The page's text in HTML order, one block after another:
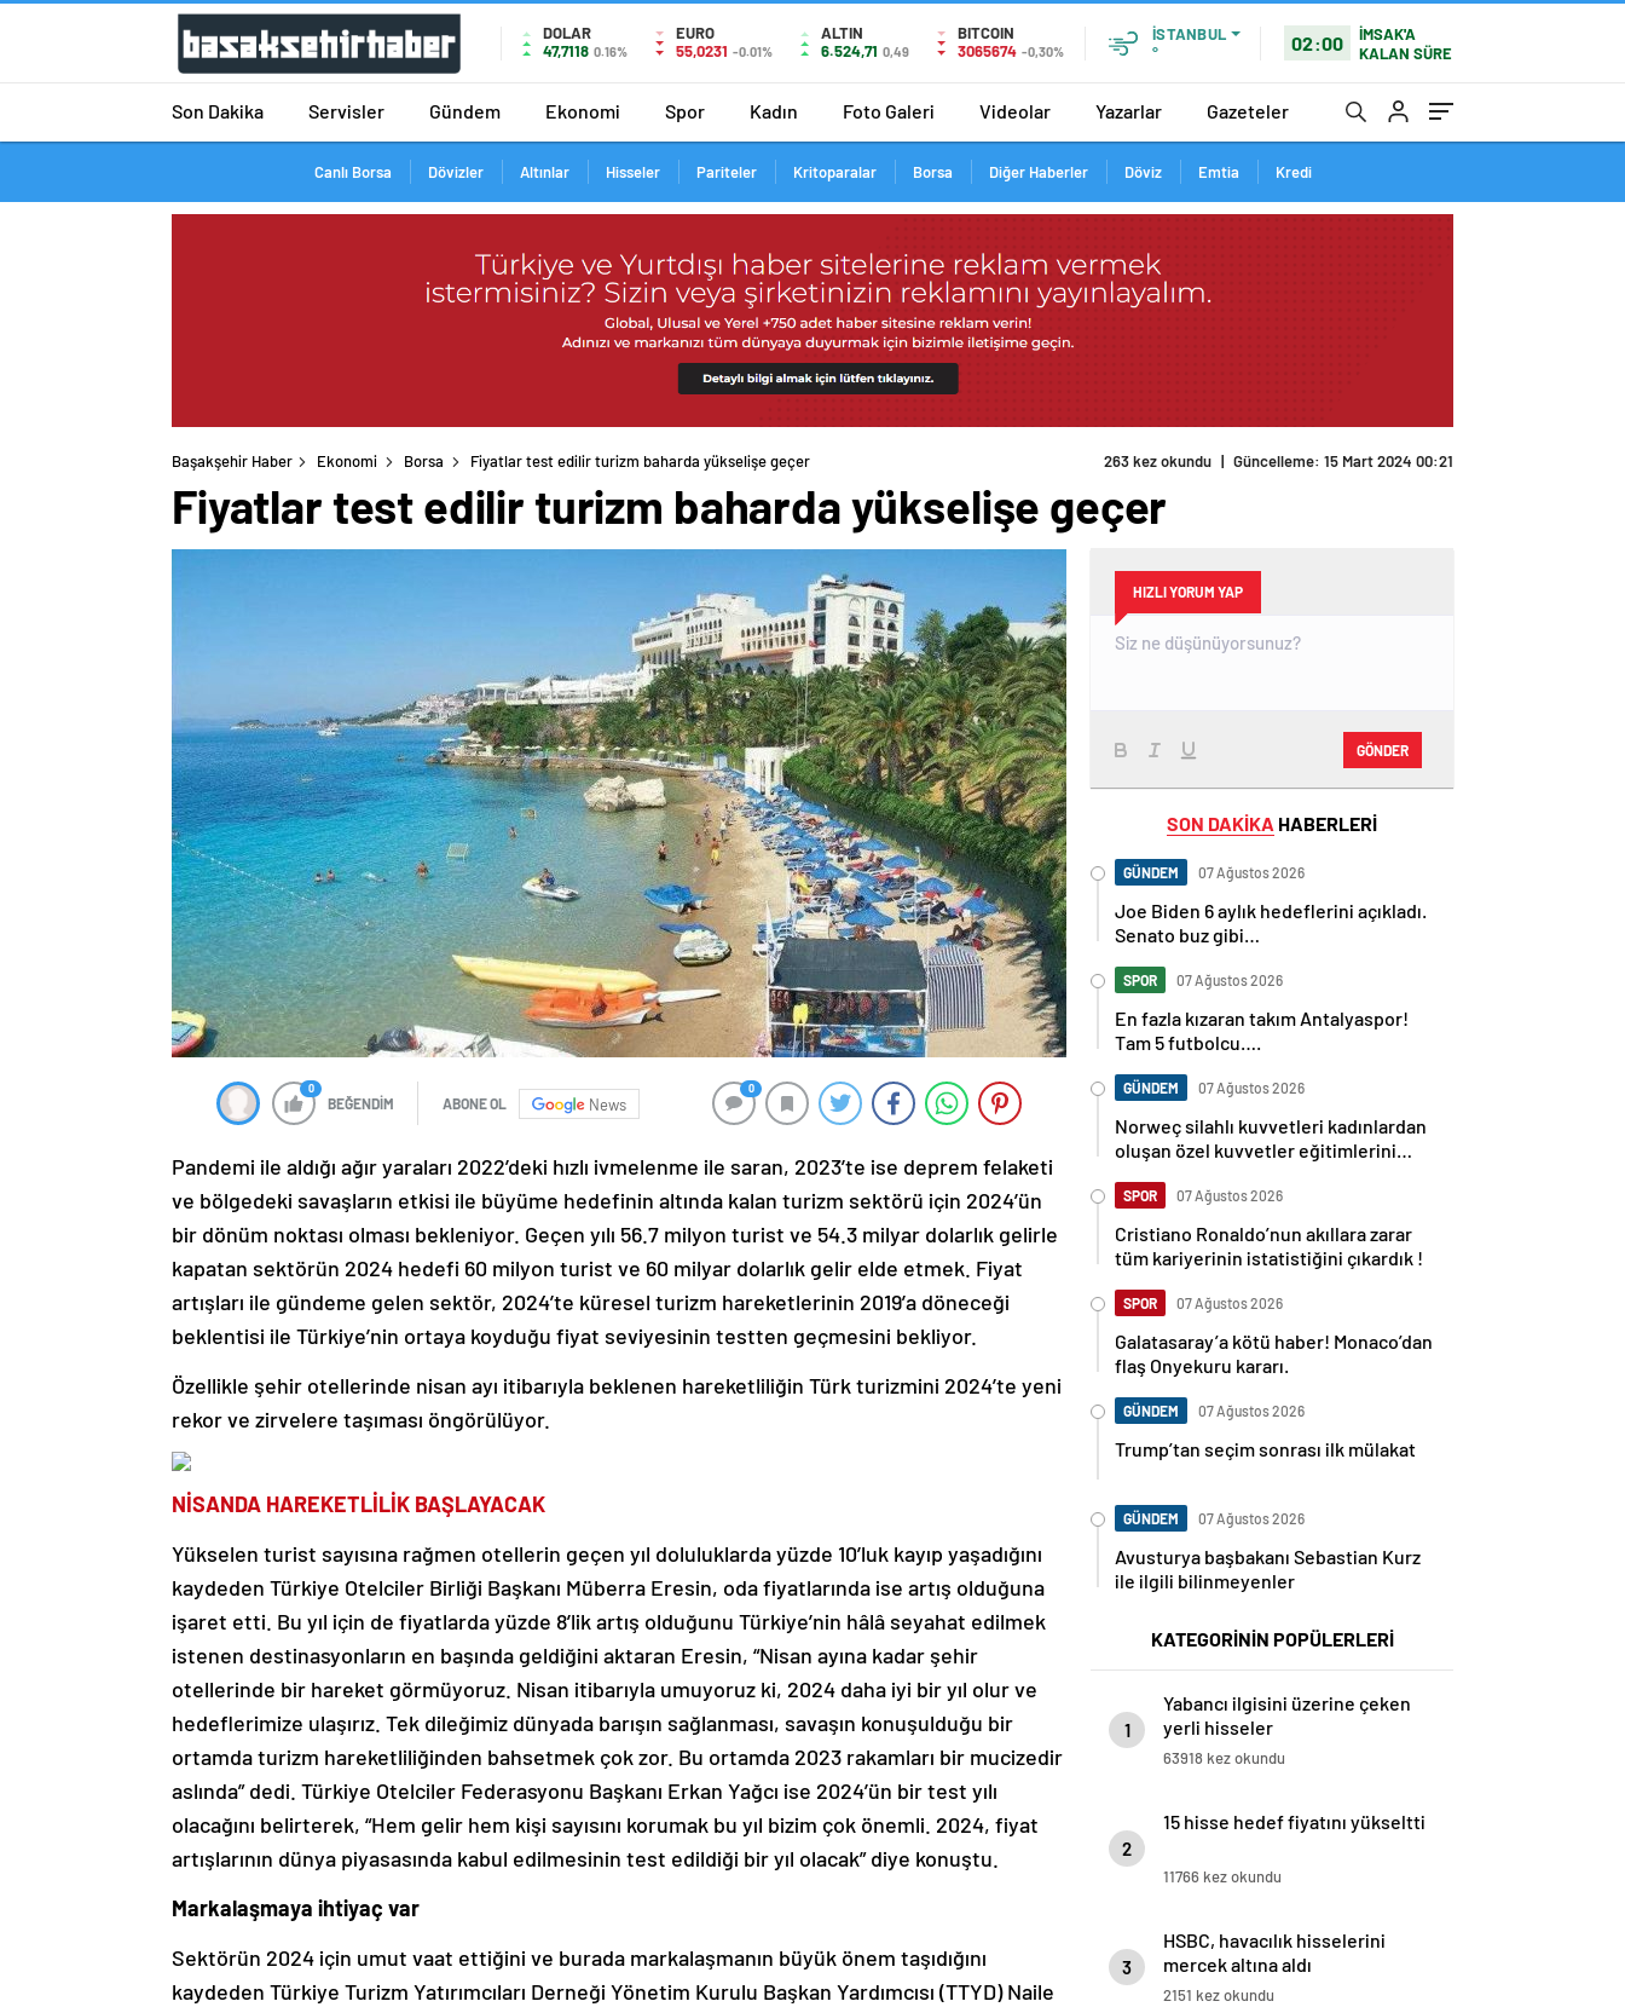
DOLAR
47,7118 0.16%
EURO
55,0231 -0.01%
ALTIN
6.524,71 0,49
BITCOIN
3065674 -0,30%
İSTANBUL
°
02:00
İMSAK'A
KALAN SÜRE
Son Dakika Servisler Gündem Ekonomi Spor Kadın Foto Galeri Videolar Yazarlar Gazeteler
Canlı Borsa Dövizler Altınlar Hisseler Pariteler Kritoparalar Borsa Diğer Haberler Döviz Emtia Kredi
Başakşehir Haber Ekonomi Borsa Fiyatlar test edilir turizm baharda yükselişe geçer 263 kez okundu | Güncelleme: 15 Mart 2024 00:21
Fiyatlar test edilir turizm baharda yükselişe geçer
0
BEĞENDİM ABONE OL News
0
Pandemi ile aldığı ağır yaraları 2022’deki hızlı ivmelenme ile saran, 2023’te ise deprem felaketi
ve bölgedeki savaşların etkisi ile büyüme hedefinin altında kalan turizm sektörü için 2024’ün
bir dönüm noktası olması bekleniyor. Geçen yılı 56.7 milyon turist ve 54.3 milyar dolarlık gelirle
kapatan sektörün 2024 hedefi 60 milyon turist ve 60 milyar dolarlık gelir elde etmek. Fiyat
artışları ile gündeme gelen sektör, 2024’te küresel turizm hareketlerinin 2019’a döneceği
beklentisi ile Türkiye’nin ortaya koyduğu fiyat seviyesinin testten geçmesini bekliyor.
Özellikle şehir otellerinde nisan ayı itibarıyla beklenen hareketliliğin Türk turizmini 2024’te yeni
rekor ve zirvelere taşıması öngörülüyor.
NİSANDA HAREKETLİLİK BAŞLAYACAK
Yükselen turist sayısına rağmen otellerin geçen yıl doluluklarda yüzde 10’luk kayıp yaşadığını
kaydeden Türkiye Otelciler Birliği Başkanı Müberra Eresin, oda fiyatlarında ise artış olduğuna
işaret etti. Bu yıl için de fiyatlarda yüzde 8’lik artış olduğunu Türkiye’nin hâlâ seyahat edilmek
istenen destinasyonların en başında geldiğini aktaran Eresin, “Nisan ayına kadar şehir
otellerinde bir hareket görmüyoruz. Nisan itibarıyla umuyoruz ki, 2024 daha iyi bir yıl olur ve
hedeflerimize ulaşırız. Tek dileğimiz dünyada barışın sağlanması, savaşın konuşulduğu bir
ortamda turizm hareketliliğinden bahsetmek çok zor. Bu ortamda 2023 rakamları bir mucizedir
aslında” dedi. Türkiye Otelciler Federasyonu Başkanı Erkan Yağcı ise 2024’ün bir test yılı
olacağını belirterek, “Hem gelir hem kişi sayısını korumak bu yıl bizim çok önemli. 2024, fiyat
artışlarının dünya piyasasında kabul edilmesinin test edildiği bir yıl olacak” diye konuştu.
Markalaşmaya ihtiyaç var
Sektörün 2024 için umut vaat ettiğini ve burada markalaşmanın büyük önem taşıdığını
kaydeden Türkiye Turizm Yatırımcıları Derneği Yönetim Kurulu Başkan Yardımcısı (TTYD) Naile
HIZLI YORUM YAP
GÖNDER
SON DAKİKA HABERLERİ
GÜNDEM 07 Ağustos 2026
Joe Biden 6 aylık hedeflerini açıkladı.
Senato buz gibi…
SPOR 07 Ağustos 2026
En fazla kızaran takım Antalyaspor!
Tam 5 futbolcu….
GÜNDEM 07 Ağustos 2026
Norweç silahlı kuvvetleri kadınlardan
oluşan özel kuvvetler eğitimlerini
SPOR 07 Ağustos 2026
Cristiano Ronaldo’nun akıllara zarar
tüm kariyerinin istatistiğini çıkardık !
SPOR 07 Ağustos 2026
Galatasaray’a kötü haber! Monaco’dan
flaş Onyekuru kararı.
GÜNDEM 07 Ağustos 2026
Trump’tan seçim sonrası ilk mülakat
GÜNDEM 07 Ağustos 2026
Avusturya başbakanı Sebastian Kurz
ile ilgili bilinmeyenler
KATEGORİNİN POPÜLERLERİ
1
Yabancı ilgisini üzerine çeken
yerli hisseler
63918 kez okundu
2
15 hisse hedef fiyatını yükseltti
11766 kez okundu
3
HSBC, havacılık hisselerini
mercek altına aldı
2151 kez okundu